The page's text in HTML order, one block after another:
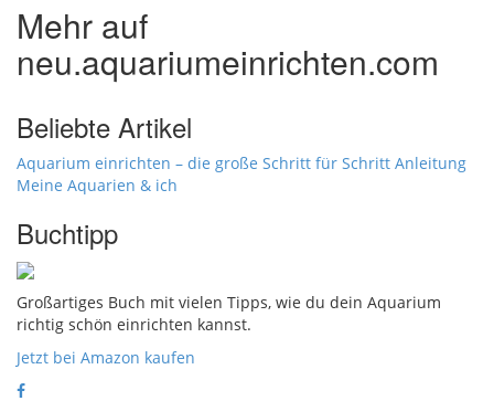
Mehr auf
neu.aquariumeinrichten.com
Beliebte Artikel
Aquarium einrichten – die große Schritt für Schritt Anleitung
Meine Aquarien & ich
Buchtipp
Großartiges Buch mit vielen Tipps, wie du dein Aquarium
richtig schön einrichten kannst.
Jetzt bei Amazon kaufen